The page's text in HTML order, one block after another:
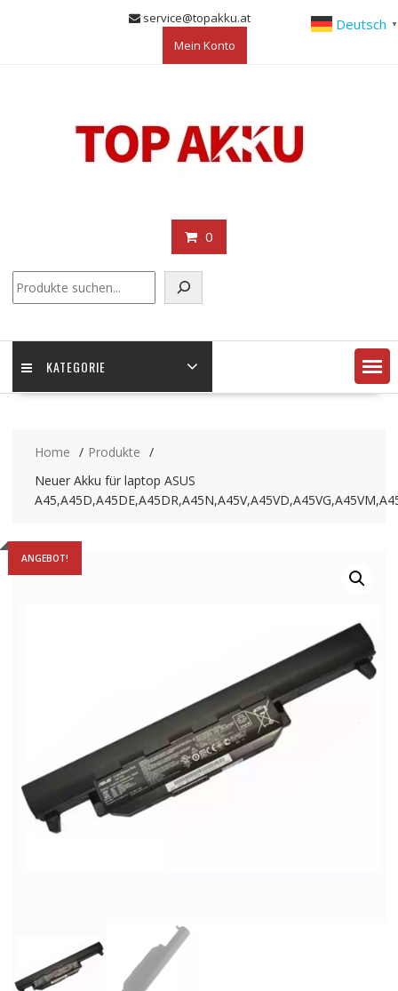
service@topakku.at
Mein Konto
0
KATEGORIE
Home
Produkte
Neuer Akku für laptop ASUS
ANGEBOT!
Deutsch ▼